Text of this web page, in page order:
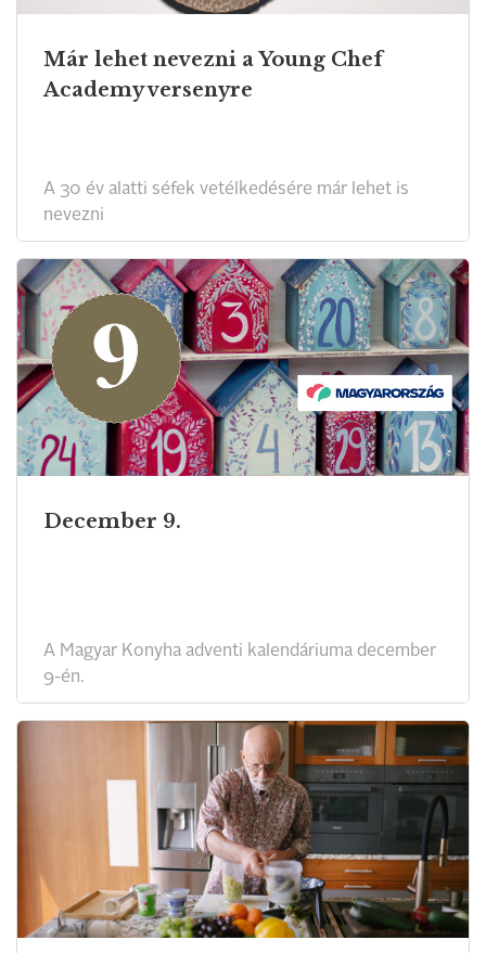
Már lehet nevezni a Young Chef
Academy versenyre
A 30 év alatti séfek vetélkedésére már lehet is
nevezni
December 9.
A Magyar Konyha adventi kalendáriuma december
9-én.